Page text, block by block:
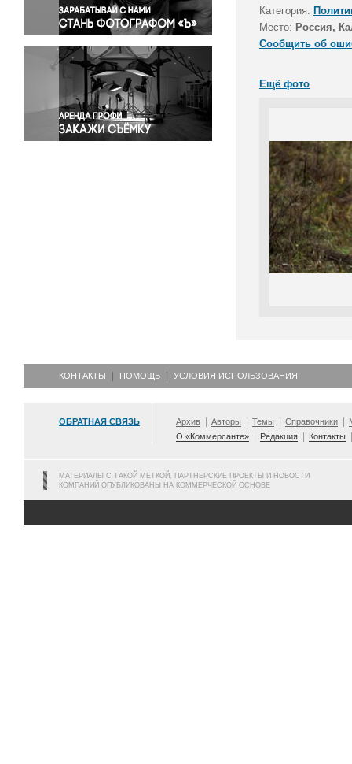
Происшествия и конфликты
Религия
Светская жизнь
Спорт
Экология
Экономика и бизнес
Категория:
Место: Россия,
Сообщить об
Ещё фото
КОНТАКТЫ ПОМОЩЬ УСЛОВИЯ ИСПОЛЬЗОВАНИЯ
ОБРАТНАЯ СВЯЗЬ Архив Авторы Темы Справочники
О «Коммерсанте»
Редакция Контакты
МАТЕРИАЛЫ С ТАКОЙ МЕТКОЙ, ПАРТНЕРСКИЕ ПРОЕКТЫ И НОВОСТИ
КОМПАНИЙ ОПУБЛИКОВАНЫ НА КОММЕРЧЕСКОЙ ОСНОВЕ